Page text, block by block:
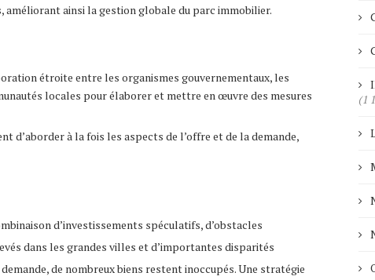
ainsi la gestion globale du parc immobilier.
étroite entre les organismes gouvernementaux, les
locales pour élaborer et mettre en œuvre des mesures
d’aborder à la fois les aspects de l’offre et de la demande,
d’investissements spéculatifs, d’obstacles
dans les grandes villes et d’importantes disparités
de nombreux biens restent inoccupés. Une stratégie
(1